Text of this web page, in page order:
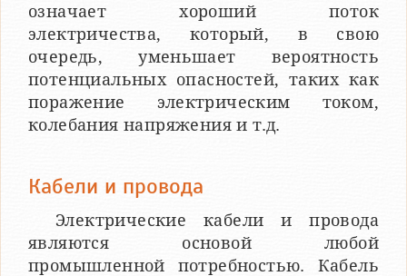
означает хороший поток
электричества, который, в свою
очередь, уменьшает вероятность
потенциальных опасностей, таких как
поражение электрическим током,
колебания напряжения и т.д.
Кабели и провода
Электрические кабели и провода
являются основой любой
промышленной потребностью. Кабель